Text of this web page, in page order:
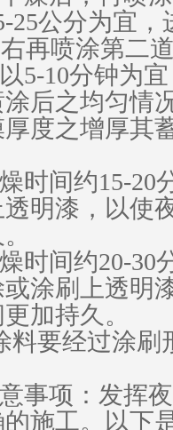
25公分为宜
再喷涂第二
5-10分钟为
后之均匀情
度之增厚其
时间约15-20
明漆，以使
时间约20-30
涂刷上透明
加持久。
料要经过涂刷
事项：发挥
施工。以下